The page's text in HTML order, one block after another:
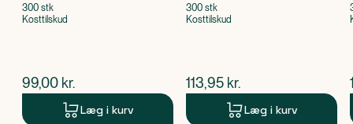
300 stk
Kosttilskud
$nuværende pris
99,00 kr.
Læg i kurv
300 stk
Kosttilskud
$nuværende pris
113,95 kr.
Læg i kurv